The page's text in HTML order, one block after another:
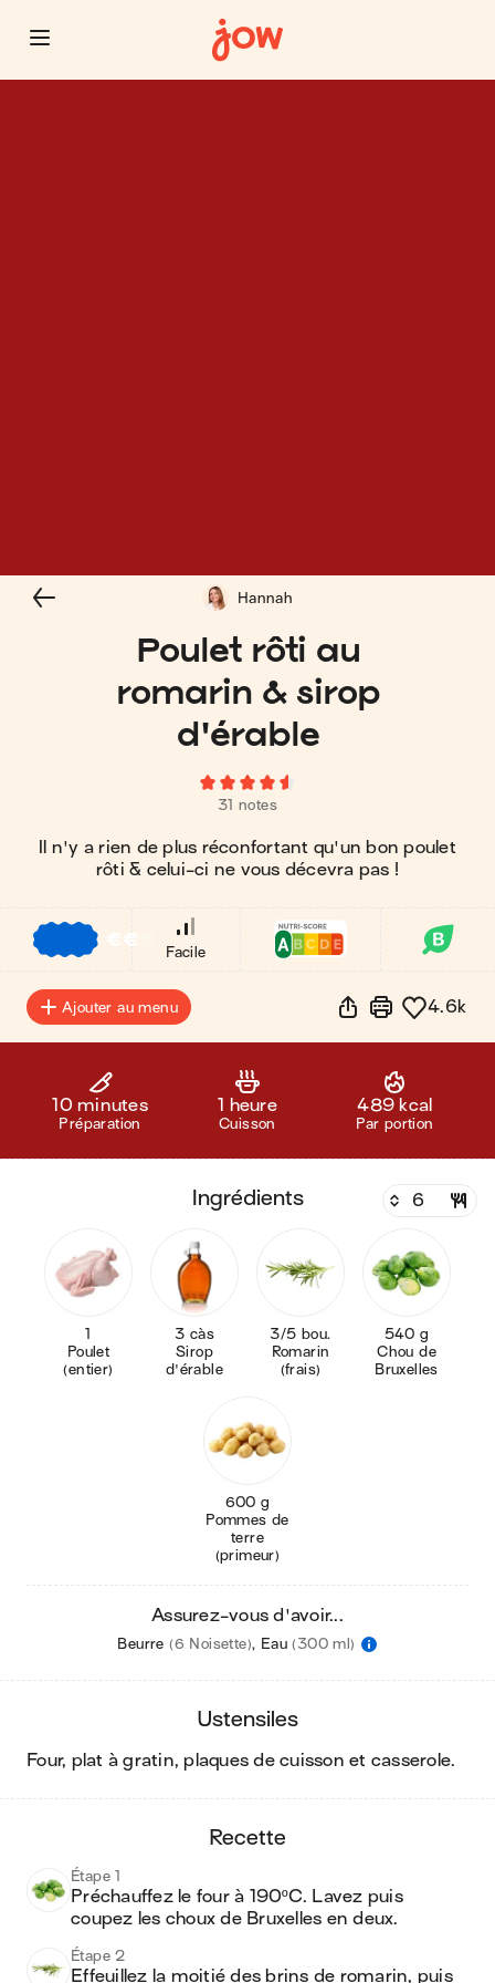
Poulet rôti au
romarin & sirop
d'érable
31 notes
Il n'y a rien de plus réconfortant qu'un bon poulet
rôti & celui-ci ne vous décevra pas !
Hannah
€€
Facile
Ajouter au menu 4.6k
10 minutes
Préparation
1 heure
Cuisson
489 kcal
Par portion
ingrédients
1
Poulet
(entier)
3 càs
Sirop
d'érable
3/5 bou.
Romarin
(frais)
540 g
Chou de
Bruxelles
600 g
Pommes de
terre
(primeur)
Assurez-vous d'avoir...
Beurre (6 Noisette), Eau (300 ml)
ustensiles
four, plat à gratin, plaques de cuisson et casserole.
recette
Étape 1
Préchauffez le four à 190ºC. Lavez puis
coupez les choux de Bruxelles en deux.
Étape 2
Effeuillez la moitié des brins de romarin, puis